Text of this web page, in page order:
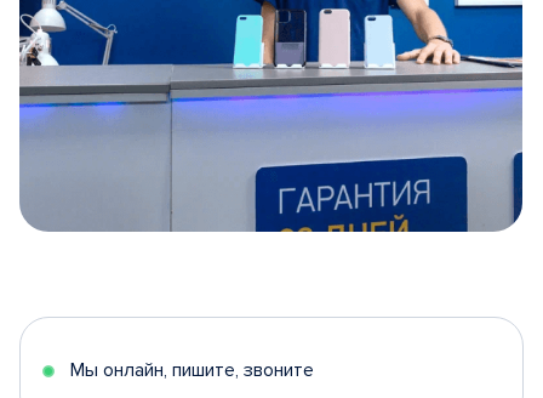
5
Мы онлайн, пишите, звоните